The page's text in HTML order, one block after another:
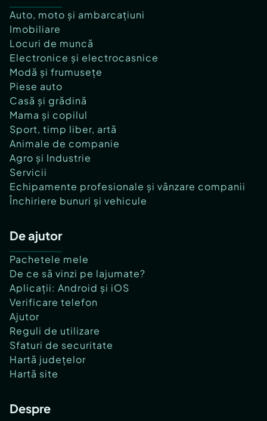
Auto, moto și ambarcațiuni
Imobiliare
Locuri de muncă
Electronice și electrocasnice
Modă și frumusețe
Piese auto
Casă și grădină
Mama și copilul
Sport, timp liber, artă
Animale de companie
Agro și Industrie
Servicii
Echipamente profesionale și vânzare companii
Închiriere bunuri și vehicule
De ajutor
Pachetele mele
De ce să vinzi pe lajumate?
Aplicații: Android și iOS
Verificare telefon
Ajutor
Reguli de utilizare
Sfaturi de securitate
Hartă județelor
Hartă site
Despre